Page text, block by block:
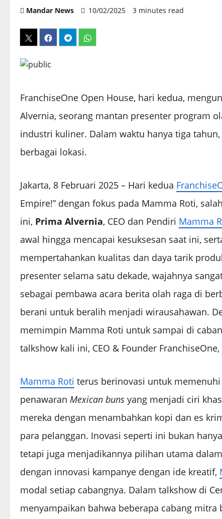
Mandar News 10/02/2025 3 minutes read
FranchiseOne Open House, hari kedua,
Alvernia, seorang mantan presenter program
industri kuliner. Dalam waktu hanya tiga
berbagai lokasi.
Jakarta, 8 Februari 2025 – Hari kedua
Empire!” dengan fokus pada Mamma Roti,
ini, Prima Alvernia, CEO dan Pendiri Mamma
awal hingga mencapai kesuksesan saat ini,
mempertahankan kualitas dan daya tarik
presenter selama satu dekade, wajahnya
sebagai pembawa acara berita olah raga di
berani untuk beralih menjadi wirausahawan.
memimpin Mamma Roti untuk sampai di
talkshow kali ini, CEO & Founder FranchiseOne,
Mamma Roti terus berinovasi untuk
penawaran Mexican buns yang menjadi ciri
mereka dengan menambahkan kopi dan es
para pelanggan. Inovasi seperti ini bukan
tetapi juga menjadikannya pilihan utama
dengan innovasi kampanye dengan ide kreatif,
modal setiap cabangnya. Dalam talkshow di
menyampaikan bahwa beberapa cabang